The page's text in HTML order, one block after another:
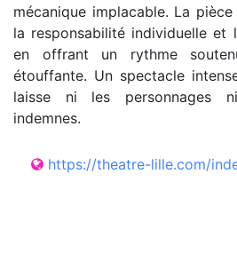
mécanique implacable. La
la responsabilité individuelle et
en offrant un rythme
étouffante. Un spectacle
laisse ni les personnages
indemnes.
https://theatre-lille.com/index.php/2026/